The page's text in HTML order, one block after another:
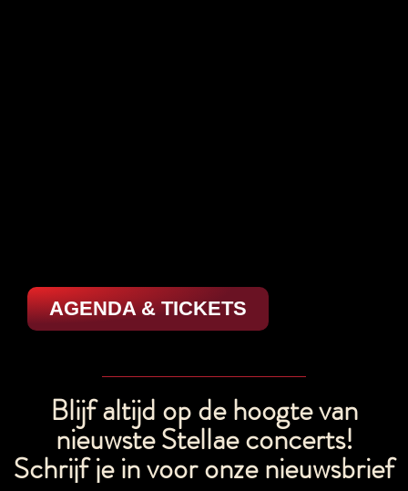
AGENDA & TICKETS
Blijf altijd op de hoogte van
nieuwste Stellae concerts!
Schrijf je in voor onze nieuwsbrief